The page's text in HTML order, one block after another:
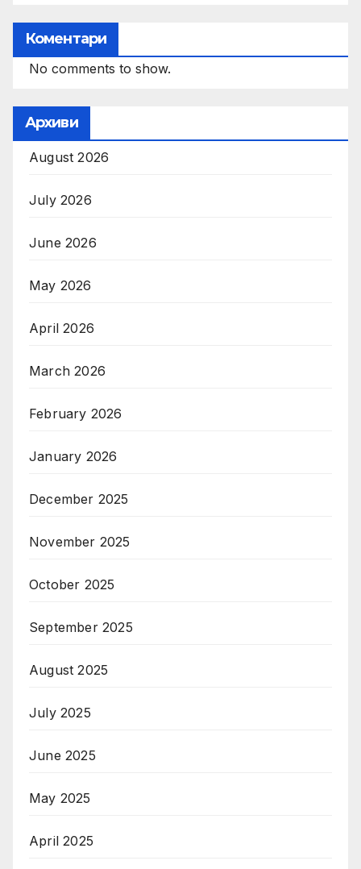
Коментари
No comments to show.
Архиви
August 2026
July 2026
June 2026
May 2026
April 2026
March 2026
February 2026
January 2026
December 2025
November 2025
October 2025
September 2025
August 2025
July 2025
June 2025
May 2025
April 2025